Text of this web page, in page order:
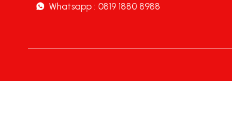
Whatsapp : 0819 1880 8988